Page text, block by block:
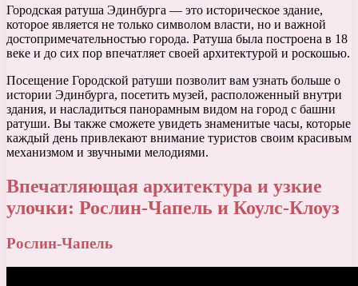
Городская ратуша Эдинбурга — это историческое здание,
которое является не только символом власти, но и важной
достопримечательностью города. Ратуша была построена в 18
веке и до сих пор впечатляет своей архитектурой и роскошью.
Посещение Городской ратуши позволит вам узнать больше о
истории Эдинбурга, посетить музей, расположенный внутри
здания, и насладиться панорамным видом на город с башни
ратуши. Вы также сможете увидеть знаменитые часы, которые
каждый день привлекают внимание туристов своим красивым
механизмом и звучными мелодиями.
Впечатляющая архитектура и узкие
улочки: Рослин-Чапель и Коулс-Клоуз
Рослин-Чапель